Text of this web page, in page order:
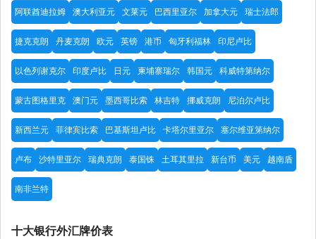
阿联酋迪拉姆 澳大利亚元 文莱元 巴西里亚尔 加拿大元 瑞士法郎
捷克克朗 丹麦克朗 欧元 英镑 港币 匈牙利福林 印尼卢比
以色列谢克尔 印度卢比 日元 柬埔寨瑞尔 韩国元 科威特第纳尔
蒙古图格里克 澳门元 墨西哥比索 林吉特 挪威克朗 尼泊尔卢比
新西兰元 菲律宾比索 巴基斯坦卢比 卡塔尔里亚尔 塞尔维亚第纳尔
卢布 沙特里亚尔 瑞典克朗 泰国铢 土耳其里拉 新台币 美元 越南盾
南非兰特
十大银行外汇牌价表